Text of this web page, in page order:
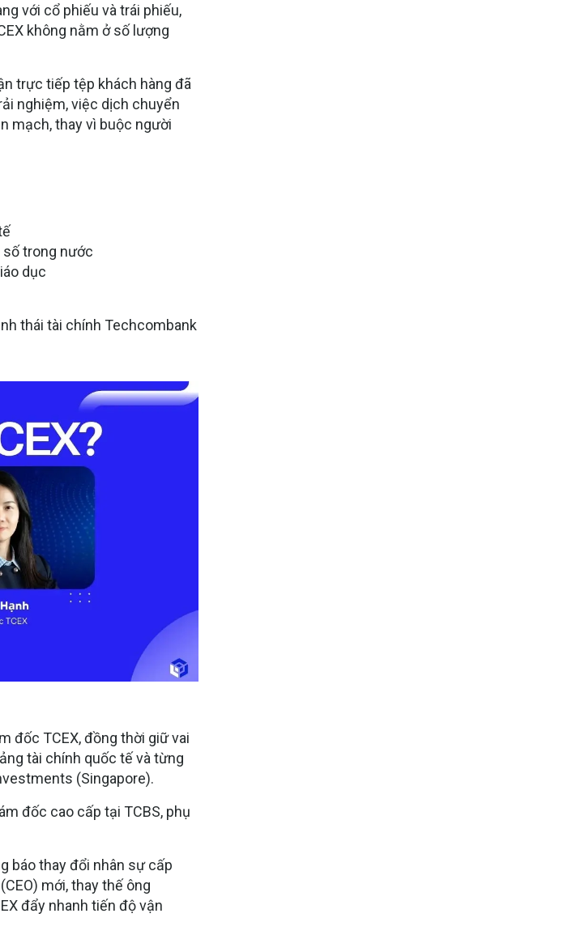
với cổ phiếu và trái phiếu,
không nằm ở số lượng
trực tiếp tệp khách hàng đã
nghiệm, việc dịch chuyển
mạch, thay vì buộc người
trong nước
dục
thái tài chính Techcombank
đốc TCEX, đồng thời giữ vai
tài chính quốc tế và từng
(Singapore).
đốc cao cấp tại TCBS, phụ
báo thay đổi nhân sự cấp
mới, thay thế ông
đẩy nhanh tiến độ vận